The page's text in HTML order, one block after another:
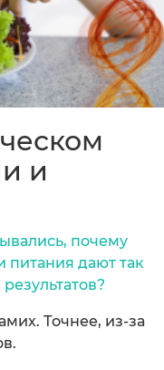
и
почему
питания дают так
Точнее, из-за